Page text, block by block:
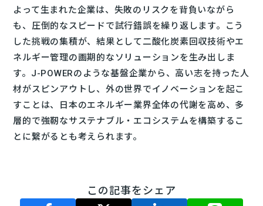
よって生まれた企業は、失敗のリスクを背負いながら
も、圧倒的なスピードで試行錯誤を繰り返します。こう
した挑戦の集積が、結果として二酸化炭素回収技術やエ
ネルギー管理の画期的なソリューションを生み出しま
す。J-POWERのような基盤企業から、高い志を持った人
材がスピンアウトし、外の世界でイノベーションを起こ
すことは、日本のエネルギー業界全体の代謝を高め、多
層的で強靭なサステナブル・エコシステムを構築するこ
とに繋がるとも考えられます。
この記事をシェア